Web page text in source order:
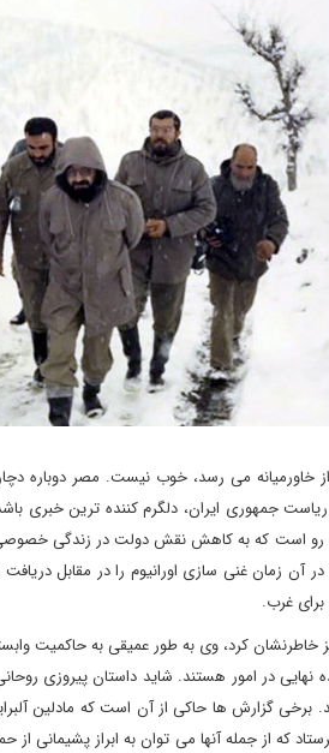
خاورمیانه می رسد، خوب نیست. مصر دوباره
جمهوری ایران، دلگرم کننده ترین خبری
رو است که به کاهش نقش دولت در زندگی
در آن زمان غنی سازی اورانیوم را در مقابل
غرب.
خاطرنشان کرد، وی به طور عمیقی به حاکمیت
برخی گزارش ها حاکی از آن است که مادلین
که از جمله آنها می توان به ابراز پشیمانی